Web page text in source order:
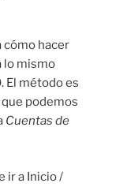
cómo hacer
lo mismo
El método es
podemos
Cuentas de
ir a Inicio /